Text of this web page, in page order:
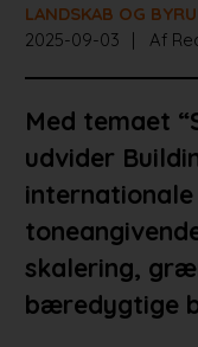
LANDSKAB OG
2025-09-03
Af
Med temaet
udvider
skalering,
bæredygtige